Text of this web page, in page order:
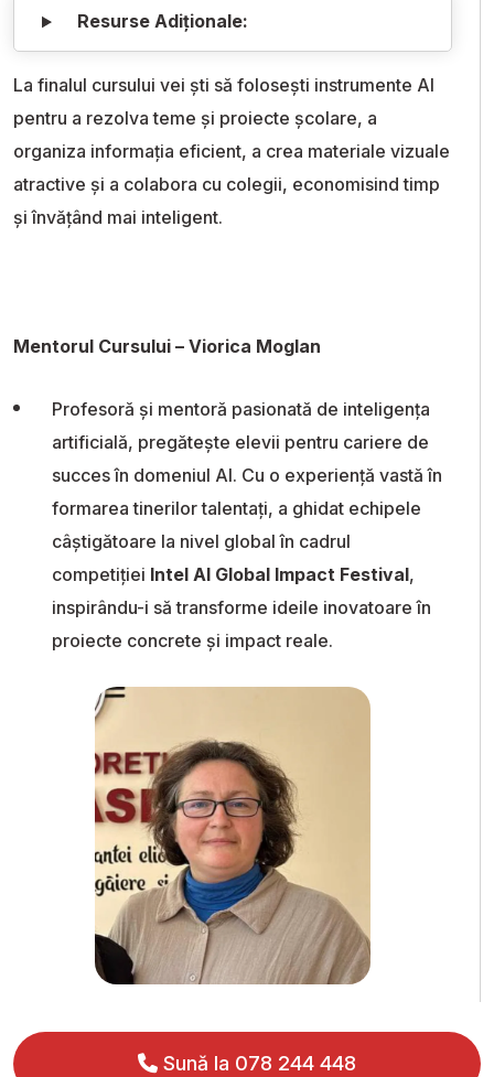
Resurse Adiționale:
La finalul cursului vei ști să folosești instrumente AI
pentru a rezolva teme și proiecte școlare, a
organiza informația eficient, a crea materiale vizuale
atractive și a colabora cu colegii, economisind timp
și învățând mai inteligent.
Mentorul Cursului – Viorica Moglan
Profesoră și mentoră pasionată de inteligența
artificială, pregătește elevii pentru cariere de
succes în domeniul AI. Cu o experiență vastă în
formarea tinerilor talentați, a ghidat echipele
câștigătoare la nivel global în cadrul
competiției Intel AI Global Impact Festival,
inspirându-i să transforme ideile inovatoare în
proiecte concrete și impact reale.
Sună la 078 244 448